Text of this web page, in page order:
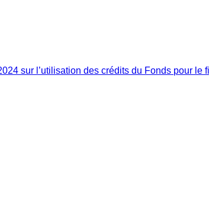
sur l’utilisation des crédits du Fonds pour le